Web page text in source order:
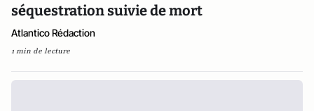
séquestration suivie de mort
Atlantico Rédaction
1 min de lecture